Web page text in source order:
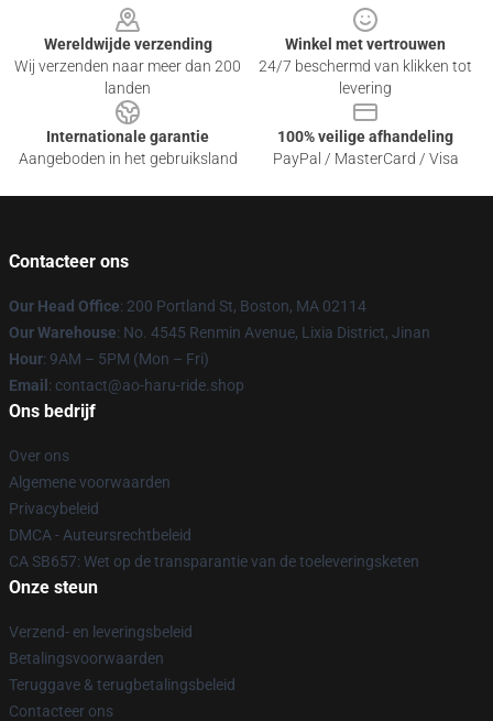
Wereldwijde verzending
Wij verzenden naar meer dan 200
landen
Winkel met vertrouwen
24/7 beschermd van klikken tot
levering
Internationale garantie
Aangeboden in het gebruiksland
100% veilige afhandeling
PayPal / MasterCard / Visa
Contacteer ons
Our Head Office: 200 Portland St, Boston, MA 02114
Our Warehouse: No. 4545 Renmin Avenue, Lixia District, Jinan
Hour: 9AM – 5PM (Mon – Fri)
Email : contact@ao-haru-ride.shop
Ons bedrijf
Over ons
Algemene voorwaarden
Privacybeleid
DMCA - Auteursrechtbeleid
CA SB657: Wet op de transparantie van de toeleveringsketen
Onze steun
Verzend- en leveringsbeleid
Betalingsvoorwaarden
Teruggave & terugbetalingsbeleid
Contacteer ons